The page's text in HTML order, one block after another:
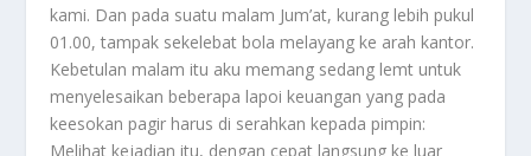
kami. Dan pada suatu malam Jum’at, kurang lebih pukul
01.00, tampak sekelebat bola melayang ke arah kantor.
Kebetulan malam itu aku memang sedang lemt untuk
menyelesaikan beberapa lapoi keuangan yang pada
keesokan pagir harus di serahkan kepada pimpin:
Melihat kejadian itu, dengan cepat langsung ke luar